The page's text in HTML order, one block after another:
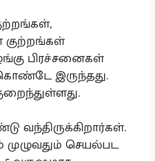
குற்றங்கள்
பிரச்சனைகள்
இருந்தது.
செயல்பட